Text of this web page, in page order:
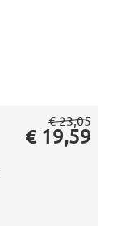
€ 23,05
€ 19,59